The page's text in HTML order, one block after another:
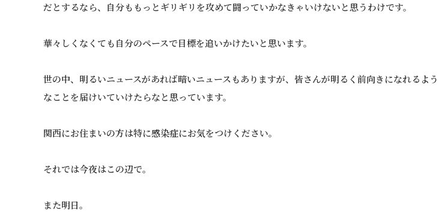
だとするなら、自分ももっとギリギリを攻めて闘っていかなきゃいけないと思うわけです。
華々しくなくても自分のペースで目標を追いかけたいと思います。
世の中、明るいニュースがあれば暗いニュースもありますが、皆さんが明るく前向きになれるよう
なことを届けいていけたらなと思っています。
関西にお住まいの方は特に感染症にお気をつけください。
それでは今夜はこの辺で。
また明日。